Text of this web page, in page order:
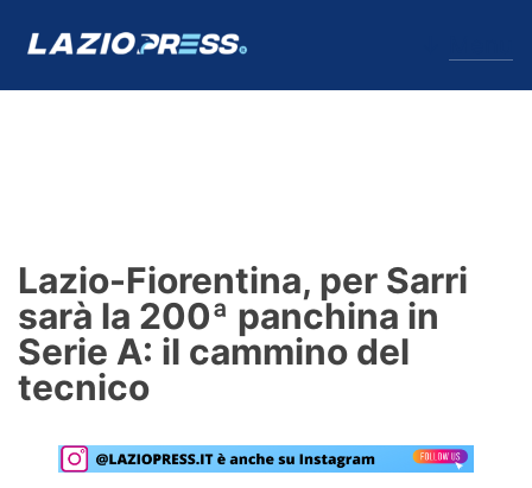
Formello
Infortuni
Primavera
Calciomercato
Lazio-Fiorentina, per Sarri
sarà la 200ª panchina in
Serie A: il cammino del
tecnico